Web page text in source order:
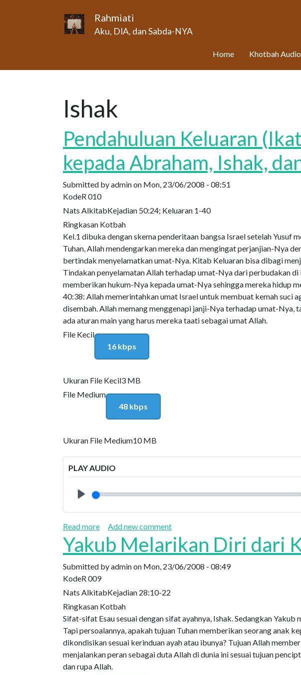
Rahmiati
Aku, DIA, dan Sabda-NYA
Home Khotbah Audio
Ishak
Pendahuluan Keluaran
kepada Abraham, Ishak,
Submitted byadminon Mon, 23/06/2008 - 08:51
KodeR 010
Nats AlkitabKejadian 50:24; Keluaran 1-40
Ringkasan Kotbah
Kel.1 dibuka dengan skema penderitaan bangsa Israel setelah Yusuf
Tuhan, Allah mendengarkan mereka dan mengingat perjanjian-Nya
bertindak menyelamatkan umat-Nya. Kitab Keluaran bisa dibagi
Tindakan penyelamatan Allah terhadap umat-Nya dari perbudakan
memberikan hukum-Nya kepada umat-Nya sehingga mereka hidup
40:38: Allah memerintahkan umat Israel untuk membuat kemah suci
disembah. Allah memang menggenapi janji-Nya terhadap umat-Nya,
ada aturan main yang harus mereka taati sebagai umat Allah.
File Kecil
16 kbps
Ukuran File Kecil3 MB
File Medium
48 kbps
Ukuran File Medium10 MB
PLAY AUDIO
Read moreabout Pendahuluan Keluaran (Ikatan Perjanjian Allah
Add new comment
Yakub Melarikan Diri dari
Submitted byadminon Mon, 23/06/2008 - 08:49
KodeR 009
Nats AlkitabKejadian 28:10-22
Ringkasan Kotbah
Sifat-sifat Esau sesuai dengan sifat ayahnya, Ishak. Sedangkan
Tapi persoalannya, apakah tujuan Tuhan memberikan seorang anak
dikondisikan sesuai kerinduan ayah atau ibunya? Tujuan Allah
menjalankan peran sebagai duta Allah di dunia ini sesuai tujuan
dan rupa Allah.